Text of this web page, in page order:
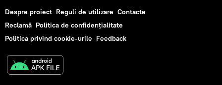
Despre proiect Reguli de utilizare Contacte
Reclamă Politica de confidențialitate
Politica privind cookie-urile Feedback